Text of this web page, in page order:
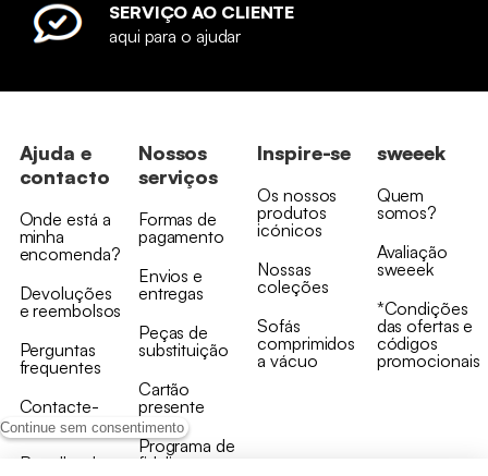
Continue sem consentimento
SERVIÇO AO CLIENTE
aqui para o ajudar
Ajuda e
contacto
Onde está a
minha
encomenda?
Devoluções
e reembolsos
Perguntas
frequentes
Contacte-
nos
Recolha de
Nossos
serviços
Formas de
pagamento
Envios e
entregas
Peças de
substituição
Cartão
presente
Programa de
fidelizaçao
Inspire-se
Os nossos
produtos
icónicos
Nossas
coleções
Sofás
comprimidos
a vácuo
sweeek
Quem
somos?
Avaliação
sweeek
*Condições
das ofertas e
códigos
promocionais